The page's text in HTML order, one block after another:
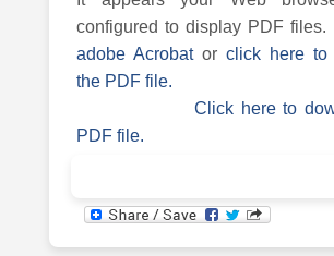
configured to display PDF files.
adobe Acrobat or click here to
the PDF file.
Click here to
PDF file.